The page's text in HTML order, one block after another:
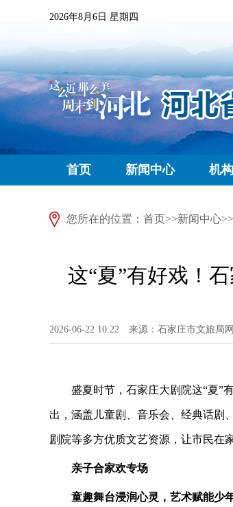
2026年8月6日 星期四
首页 新闻中心 机
您所在的位置： 首页>>新闻中心>>
这“夏”有好戏！
2026-06-22 10:22 来源：石家庄市文旅局
盛夏时节，石家庄大剧院这“夏”
出，涵盖儿童剧、音乐会、经典话剧
剧院等多方优质文艺资源，让市民在
亲子合家欢专场
童趣舞台浸润心灵，艺术赋能少